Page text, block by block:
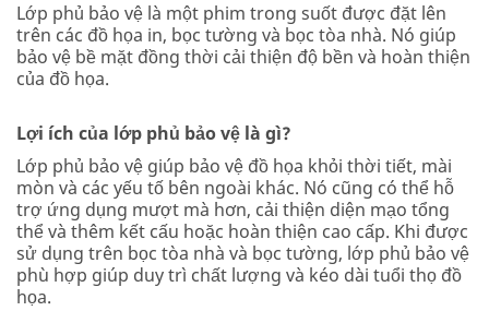
Lớp phủ bảo vệ là một phim trong suốt được đặt lên
trên các đồ họa in, bọc tường và bọc tòa nhà. Nó giúp
bảo vệ bề mặt đồng thời cải thiện độ bền và hoàn thiện
của đồ họa.
Lợi ích của lớp phủ bảo vệ là gì?
Lớp phủ bảo vệ giúp bảo vệ đồ họa khỏi thời tiết, mài
mòn và các yếu tố bên ngoài khác. Nó cũng có thể hỗ
trợ ứng dụng mượt mà hơn, cải thiện diện mạo tổng
thể và thêm kết cấu hoặc hoàn thiện cao cấp. Khi được
sử dụng trên bọc tòa nhà và bọc tường, lớp phủ bảo vệ
phù hợp giúp duy trì chất lượng và kéo dài tuổi thọ đồ
họa.